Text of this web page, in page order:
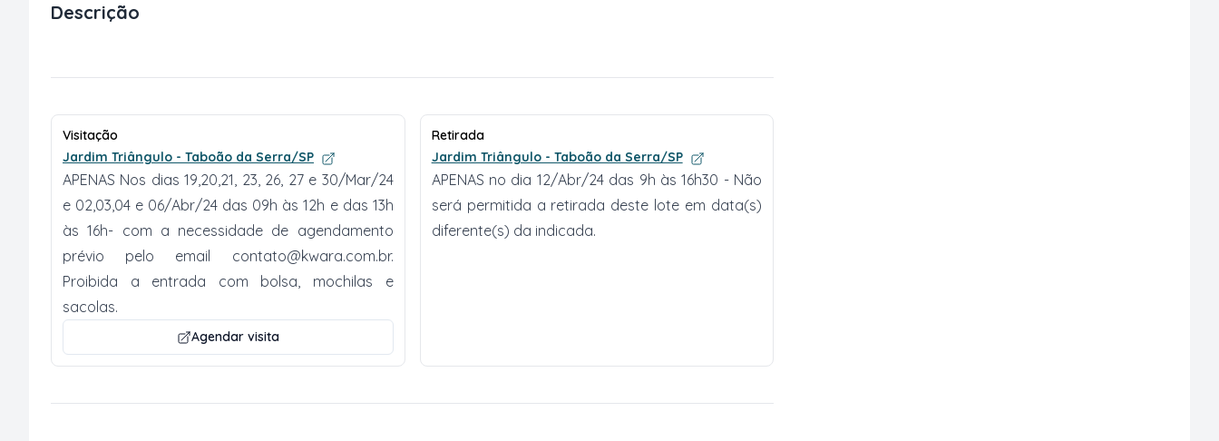
Descrição
Visitação
Jardim Triângulo - Taboão da Serra/SP
APENAS Nos dias 19,20,21, 23, 26, 27 e 30/Mar/24
e 02,03,04 e 06/Abr/24 das 09h às 12h e das 13h
às 16h- com a necessidade de agendamento
prévio pelo email contato@kwara.com.br.
Proibida a entrada com bolsa, mochilas e
sacolas.
Agendar visita
Retirada
Jardim Triângulo - Taboão da Serra/SP
APENAS no dia 12/Abr/24 das 9h às 16h30 - Não
será permitida a retirada deste lote em data(s)
diferente(s) da indicada.